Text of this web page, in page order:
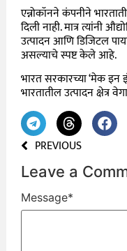
एन्नोकॉनने कंपनीने
दिली नाही. मात्र त्यांनी
उत्पादन आणि डिजिटल
असल्याचे स्पष्ट केले आहे.
भारत सरकारच्या ‘मेक इन
भारतातील उत्पादन क्षेत्र
PREVIOUS
Leave a
Message*